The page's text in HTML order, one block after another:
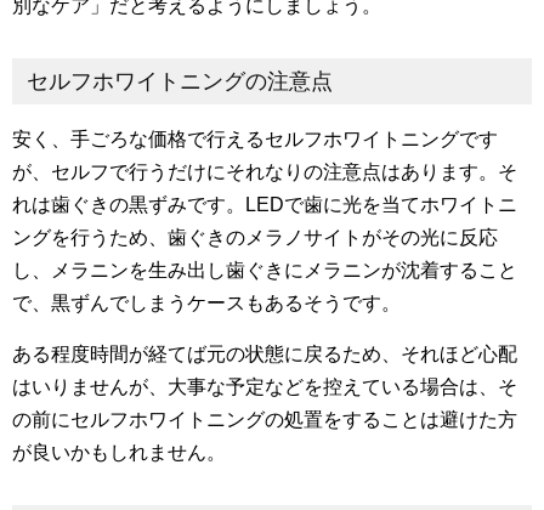
別なケア」だと考えるようにしましょう。
セルフホワイトニングの注意点
安く、手ごろな価格で行えるセルフホワイトニングです
が、セルフで行うだけにそれなりの注意点はあります。そ
れは歯ぐきの黒ずみです。LEDで歯に光を当てホワイトニ
ングを行うため、歯ぐきのメラノサイトがその光に反応
し、メラニンを生み出し歯ぐきにメラニンが沈着すること
で、黒ずんでしまうケースもあるそうです。
ある程度時間が経てば元の状態に戻るため、それほど心配
はいりませんが、大事な予定などを控えている場合は、そ
の前にセルフホワイトニングの処置をすることは避けた方
が良いかもしれません。